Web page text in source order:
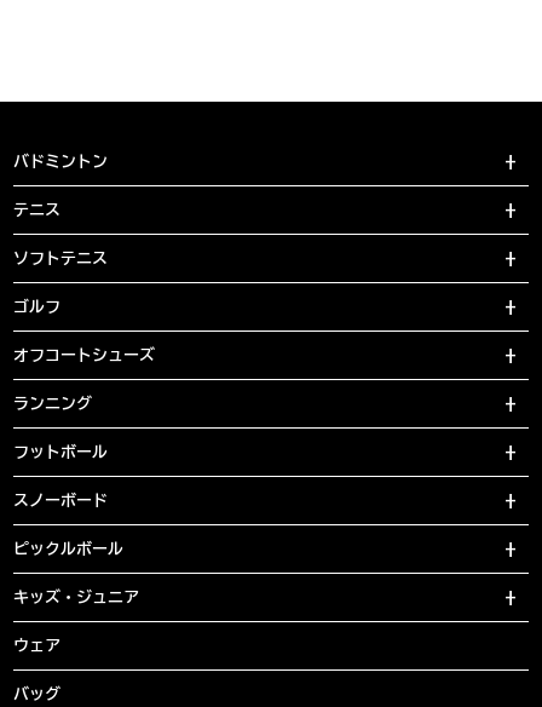
バドミントン
テニス
ソフトテニス
ゴルフ
オフコートシューズ
ランニング
フットボール
スノーボード
ピックルボール
キッズ・ジュニア
ウェア
バッグ